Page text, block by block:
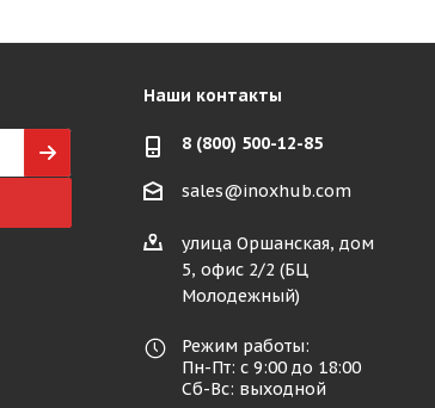
Наши контакты
8 (800) 500-12-85
sales@inoxhub.com
улица Оршанская, дом
5, офис 2/2 (БЦ
Молодежный)
Режим работы:
Пн-Пт: с 9:00 до 18:00
Сб-Вс: выходной